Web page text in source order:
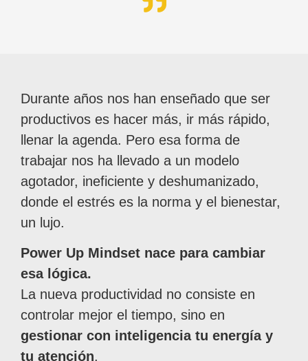
Durante años nos han enseñado que ser
productivos es hacer más, ir más rápido,
llenar la agenda. Pero esa forma de
trabajar nos ha llevado a un modelo
agotador, ineficiente y deshumanizado,
donde el estrés es la norma y el bienestar,
un lujo.
Power Up Mindset nace para cambiar
esa lógica.
La nueva productividad no consiste en
controlar mejor el tiempo, sino en
gestionar con inteligencia tu energía y
tu atención.